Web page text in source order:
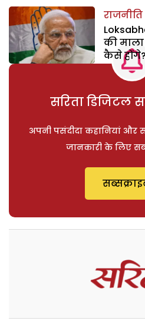
राजनीति
की
कैसे होंगे?
सरिता डिजिटल
अपनी पसंदीदा कहानियां और
जानकारी के लिए